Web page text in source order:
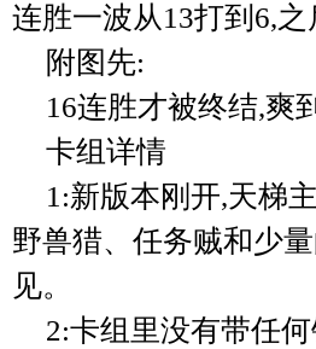
连胜一波从13打到6,之
附图先:
16连胜才被终结,爽
卡组详情
1:新版本刚开,天梯
野兽猎、任务贼和少
见。
2:卡组里没有带任